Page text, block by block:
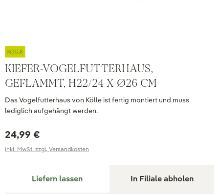
KIEFER-VOGELFUTTERHAUS,
GEFLAMMT, H22/24 X Ø26 CM
Das Vogelfutterhaus von Kölle ist fertig montiert und muss
lediglich aufgehängt werden.
24,99 €
inkl. MwSt. zzgl. Versandkosten
Liefern lassen In Filiale abholen